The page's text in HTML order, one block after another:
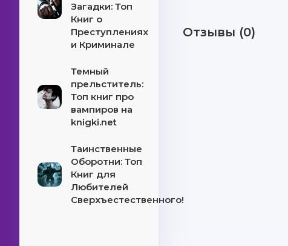
Загадки: Топ
Книг о
Преступлениях
и Криминале
Темный
прельститель:
Топ книг про
вампиров на
knigki.net
Таинственные
Оборотни: Топ
Книг для
Любителей
Сверхъестественного!
Отзывы (0)